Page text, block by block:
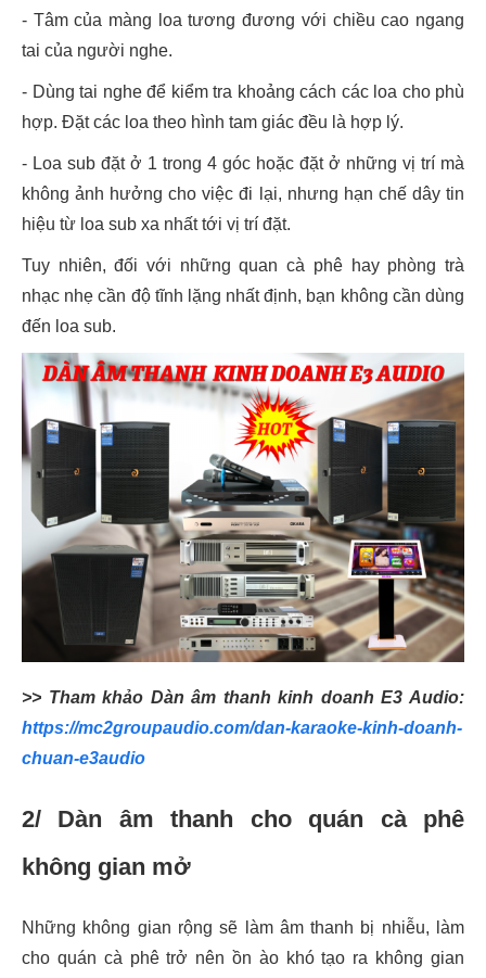
- Tâm của màng loa tương đương với chiều cao ngang
tai của người nghe.
- Dùng tai nghe để kiểm tra khoảng cách các loa cho phù
hợp. Đặt các loa theo hình tam giác đều là hợp lý.
- Loa sub đặt ở 1 trong 4 góc hoặc đặt ở những vị trí mà
không ảnh hưởng cho việc đi lại, nhưng hạn chế dây tin
hiệu từ loa sub xa nhất tới vị trí đặt.
Tuy nhiên, đối với những quan cà phê hay phòng trà
nhạc nhẹ cần độ tĩnh lặng nhất định, bạn không cần dùng
đến loa sub.
>> Tham khảo Dàn âm thanh kinh doanh E3 Audio:
https://mc2groupaudio.com/dan-karaoke-kinh-doanh-
chuan-e3audio
2/ Dàn âm thanh cho quán cà phê
không gian mở
Những không gian rộng sẽ làm âm thanh bị nhiễu, làm
cho quán cà phê trở nên ồn ào khó tạo ra không gian